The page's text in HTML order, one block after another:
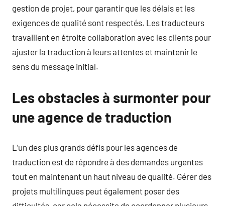
gestion de projet, pour garantir que les délais et les
exigences de qualité sont respectés. Les traducteurs
travaillent en étroite collaboration avec les clients pour
ajuster la traduction à leurs attentes et maintenir le
sens du message initial.
Les obstacles à surmonter pour
une agence de traduction
L’un des plus grands défis pour les agences de
traduction est de répondre à des demandes urgentes
tout en maintenant un haut niveau de qualité. Gérer des
projets multilingues peut également poser des